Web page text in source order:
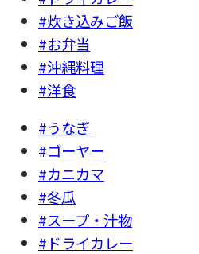
#炊き込みご飯
#お弁当
#沖縄料理
#洋食
#うなぎ
#ゴーヤー
#カニカマ
#冬瓜
#スープ・汁物
#ドライカレー